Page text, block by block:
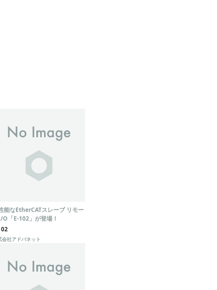
能なEtherCATスレーブ リモー
「E-102」が登場！
会社アドバネット